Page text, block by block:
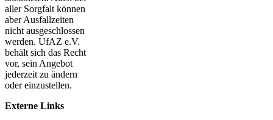
aller Sorgfalt können
aber Ausfallzeiten
nicht ausgeschlossen
werden. UfAZ e.V.
behält sich das Recht
vor, sein Angebot
jederzeit zu ändern
oder einzustellen.
Externe Links